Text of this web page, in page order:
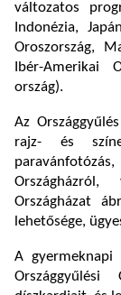
változatos
Indonézia,
Oroszország,
Ibér-Amerikai
ország).
Az
rajz- és
Országházat
lehetősége,
A